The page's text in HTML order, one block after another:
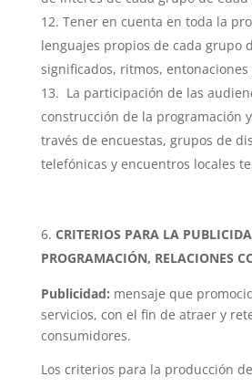
Tener en cuenta en toda la
lenguajes propios de cada grupo
significados, ritmos, entonaciones
La participación de las
construcción de la programación
través de encuestas, grupos de
telefónicas y encuentros locales
CRITERIOS PARA LA
PROGRAMACIÓN, RELACIONES
Publicidad: mensaje que
servicios, con el fin de atraer y
consumidores.
Los criterios para la producción